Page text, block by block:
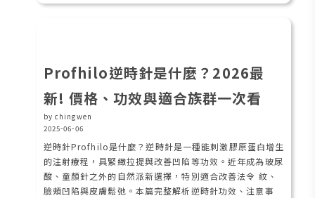
Profhilo逆時針是什麼？2026最
新! 價格、功效與適合族群一次看
by chingwen
2025-06-06
逆時針Profhilo是什麼？逆時針是一種能刺激膠原蛋白增生
的注射療程，具緊緻拉提與改善凹陷等功效。近年成為玻尿
酸、童顏針之外的自然派新選擇，特別適合改善法令 紋、
臉頰凹陷與皮膚鬆弛。本篇完整解析逆時針功效、注意事